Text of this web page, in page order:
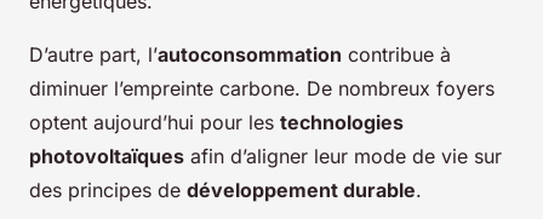
D’autre part, l’autoconsommation contribue à
diminuer l’empreinte carbone. De nombreux foyers
optent aujourd’hui pour les technologies
photovoltaïques afin d’aligner leur mode de vie sur
des principes de développement durable.